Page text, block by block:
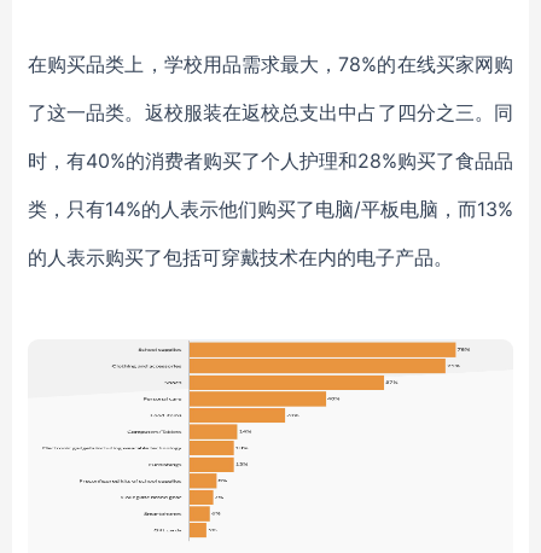
在购买品类上，学校用品需求最大，78%的在线买家网购
了这一品类。返校服装在返校总支出中占了四分之三。同
时，有40%的消费者购买了个人护理和28%购买了食品品
类，只有14%的人表示他们购买了电脑/平板电脑，而13%
的人表示购买了包括可穿戴技术在内的电子产品。